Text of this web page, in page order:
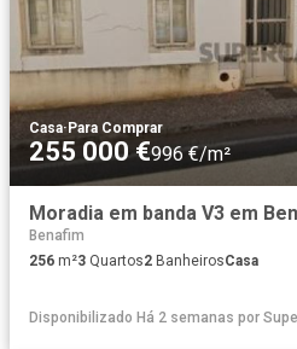
Casa·Para Comprar
255 000 €996 €/m²
Moradia em banda V3 em
Benafim
256 m²3 Quartos2 BanheirosCasa
Disponibilizado Há 2 semanas por